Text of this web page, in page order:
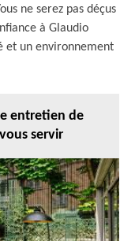
ne serez pas déçus
à Glaudio
et un environnement
entretien de
servir